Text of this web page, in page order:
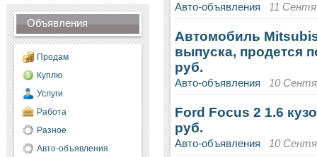
Объявления
Продам
Куплю
Услуги
Работа
Разное
Авто-объявления
Авто-объявления 11
Автомобиль
выпуска, продется
руб.
Авто-объявления 10
Ford Focus 2 1.6
руб.
Авто-объявления 10